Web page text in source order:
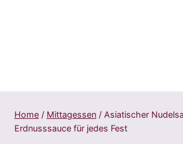
Home / Mittagessen / Asiatischer
Erdnusssauce für jedes Fest